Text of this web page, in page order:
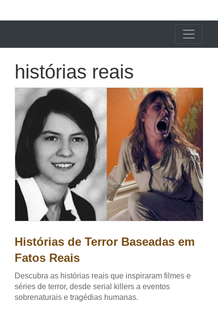
histórias reais
Histórias de Terror Baseadas em
Fatos Reais
Descubra as histórias reais que inspiraram filmes e
séries de terror, desde serial killers a eventos
sobrenaturais e tragédias humanas.